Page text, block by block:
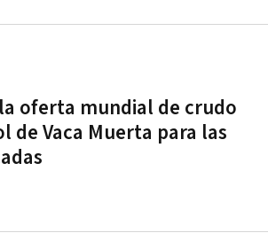
oferta mundial de crudo
de Vaca Muerta para las